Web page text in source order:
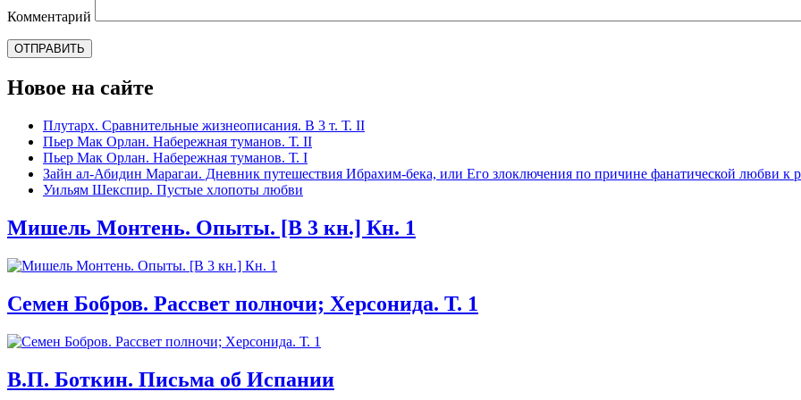
Комментарий
Новое на сайте
Плутарх. Сравнительные жизнеописания. В 3 т. Т. II
Пьер Мак Орлан. Набережная туманов. Т. II
Пьер Мак Орлан. Набережная туманов. Т. I
Зайн ал-Абидин Марагаи. Дневник путешествия Ибрахим-бека, или Его злоключения по причине фанатической любви к
Уильям Шекспир. Пустые хлопоты любви
Мишель Монтень. Опыты. [В 3 кн.] Кн. 1
Семен Бобров. Рассвет полночи; Херсонида. Т. 1
В.П. Боткин. Письма об Испании